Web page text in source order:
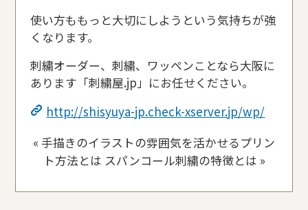
使い方ももっと大切にしようという気持ちが強
くなります。
刺繍オーダー、刺繍、ワッペンことなら大阪に
あります「刺繍屋.jp」にお任せください。
http://shisyuya-jp.check-xserver.jp/wp/
« 手描きのイラストの雰囲気を活かせるプリン
ト方法とは スパンコール刺繍の特徴とは »